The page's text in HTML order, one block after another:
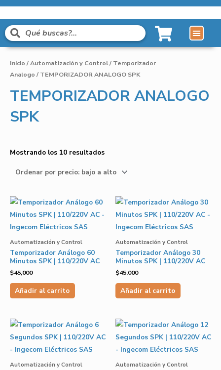
Inicio /Automatización y Control/ Temporizador
Analogo / TEMPORIZADOR ANALOGO SPK
TEMPORIZADOR ANALOGO
SPK
Mostrando los 10 resultados
Automatización y Control
Temporizador Análogo 60
Minutos SPK | 110/220V AC
$45,000
Añadir al carrito
Automatización y Control
Temporizador Análogo 30
Minutos SPK | 110/220V AC
$45,000
Añadir al carrito
Automatización y Control Automatización y Control